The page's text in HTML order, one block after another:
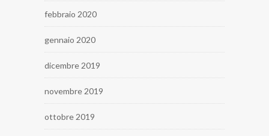
febbraio 2020
gennaio 2020
dicembre 2019
novembre 2019
ottobre 2019